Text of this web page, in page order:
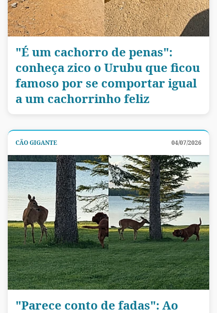
"É um cachorro de penas":
conheça zico o Urubu que ficou
famoso por se comportar igual
a um cachorrinho feliz
CÃO GIGANTE 04/07/2026
"Parece conto de fadas": Ao